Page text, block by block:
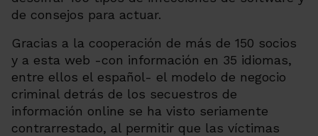
de consejos para actuar.
Gracias a la cooperación de más de 150 socios
y a esta web -con información en 35 idiomas,
entre ellos el español- el modelo de negocio
criminal detrás de los secuestros de
información online se ha visto seriamente
contrarrestado, al permitir que las víctimas